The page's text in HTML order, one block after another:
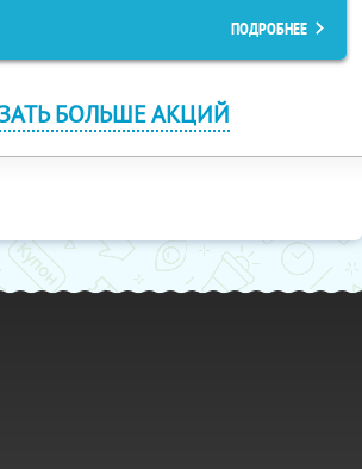
ПОДРОБНЕЕ
БОЛЬШЕ АКЦИЙ